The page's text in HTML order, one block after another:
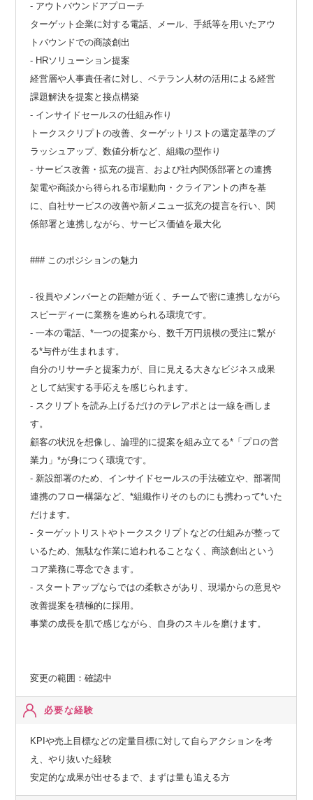
- アウトバウンドアプローチ
ターゲット企業に対する電話、メール、手紙等を用いたアウ
トバウンドでの商談創出
- HRソリューション提案
経営層や人事責任者に対し、ベテラン人材の活用による経営
課題解決を提案と接点構築
- インサイドセールスの仕組み作り
トークスクリプトの改善、ターゲットリストの選定基準のブ
ラッシュアップ、数値分析など、組織の型作り
- サービス改善・拡充の提言、および社内関係部署との連携
架電や商談から得られる市場動向・クライアントの声を基
に、自社サービスの改善や新メニュー拡充の提言を行い、関
係部署と連携しながら、サービス価値を最大化
### このポジションの魅力
- 役員やメンバーとの距離が近く、チームで密に連携しながら
スピーディーに業務を進められる環境です。
- 一本の電話、*一つの提案から、数千万円規模の受注に繋が
る*与件が生まれます。
自分のリサーチと提案力が、目に見える大きなビジネス成果
として結実する手応えを感じられます。
- スクリプトを読み上げるだけのテレアポとは一線を画しま
す。
顧客の状況を想像し、論理的に提案を組み立てる*「プロの営
業力」*が身につく環境です。
- 新設部署のため、インサイドセールスの手法確立や、部署間
連携のフロー構築など、*組織作りそのものにも携わって*いた
だけます。
- ターゲットリストやトークスクリプトなどの仕組みが整って
いるため、無駄な作業に追われることなく、商談創出という
コア業務に専念できます。
- スタートアップならではの柔軟さがあり、現場からの意見や
改善提案を積極的に採用。
事業の成長を肌で感じながら、自身のスキルを磨けます。
変更の範囲：確認中
必要な経験
KPIや売上目標などの定量目標に対して自らアクションを考
え、やり抜いた経験
安定的な成果が出せるまで、まずは量も追える方